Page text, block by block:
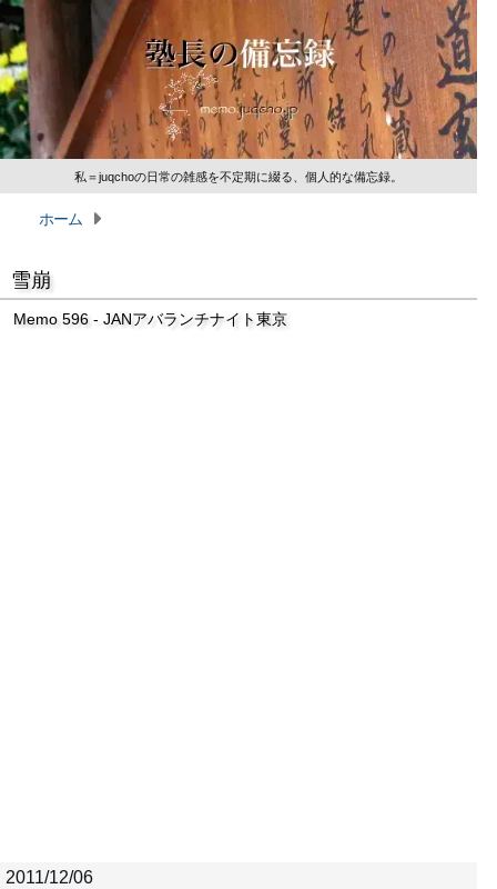
私＝juqchoの日常の雑感を不定期に綴る、個人的な備忘録。
ホーム
雪崩
Memo 596 - JANアバランチナイト東京
2011/12/06